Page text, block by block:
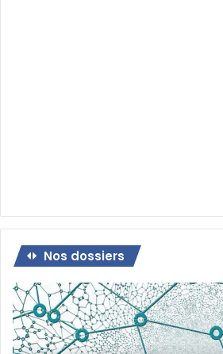
Nos dossiers
Dossier
:
Qu’est-
ce